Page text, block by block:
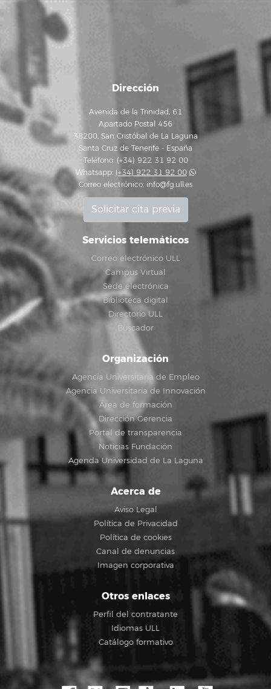
Dirección
Avenida de la Trinidad, 61
Apartado Postal 456
38200, San Cristóbal de La Laguna
Santa Cruz de Tenerife - España
Teléfono: (+34) 922 31 92 00
Whatsapp: (+34) 922 31 92 00
Correo electrónico: info@fg.ull.es
Solicitar cita previa
Servicios telemáticos
Correo electrónico ULL
Campus Virtual
Sede electrónica
Biblioteca digital
Directorio ULL
Buscador
Organización
Agencia Universitaria de Empleo
Agencia Universitaria de Innovación
Área de formación
Dirección Gerencia
Portal de transparencia
Noticias Fundación
Agenda Universidad de La Laguna
Acerca de
Aviso Legal
Política de Privacidad
Política de cookies
Canal de denuncias
Imagen corporativa
Otros enlaces
Perfil del contratante
Idiomas ULL
Catálogo formativo